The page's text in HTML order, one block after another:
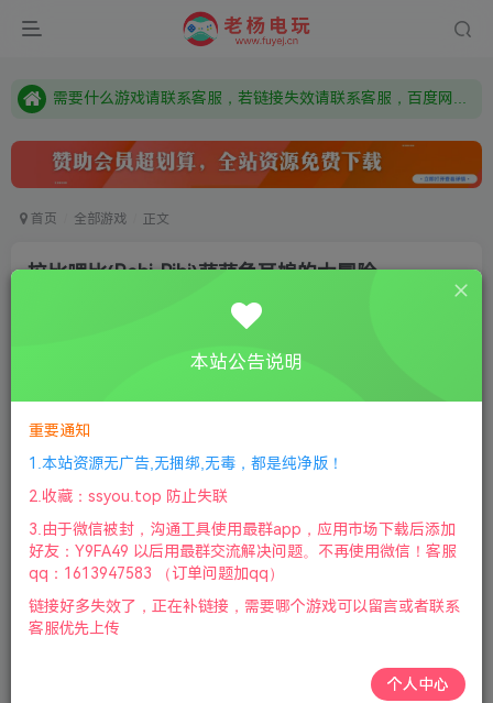
由于微信被封，沟通工具使用最群app，应用市场下载后添加好友：Y9FA49 以后用最群交流解决问题。不再使用微信！
本站资源来自网络搜集，如有侵权，请联系删除：fuyej@qq.com 附上证书和内容链接
由于微信被封，沟通工具使用最群app，应用市场下载后添加好友：Y9FA49 以后用最群交流解决问题。不再使用微信！
需要什么游戏请联系客服，若链接失效请联系客服，百度网盘边上的激活码也是解压密码
首页 全部游戏 正文
拉比哩比(Rabi-Ribi)萌萌兔耳娘的大冒险
①下载安装教程 ②下载安装视频教程 ③ 游戏运行
版本：v2.0.0|容量1GB|官方简体中文|支持键盘.鼠标.手
柄|2022年10月11号更新
Rabi-Ribi 是一款 2D 平台探险动作游戏，意味着它是一款非
走，但玩家不必按照指示进行游戏，游戏可以按照玩家喜好
Erina 。以及间接控制使用远距离攻击的 Ribbon 妖精。
本站公告说明
重要通知
1.本站资源无广告,无捆绑,无毒，都是纯净版！
2.收藏：ssyou.top 防止失联
3.由于微信被封，沟通工具使用最群app，应用市场下载后添加
好友：Y9FA49 以后用最群交流解决问题。不再使用微信！客服
qq：1613947583 （订单问题加qq）
链接好多失效了，正在补链接，需要哪个游戏可以留言或者联系
客服优先上传
个人中心